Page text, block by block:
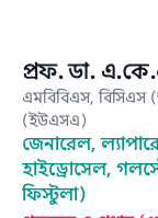
প্রফ. ডা.
এমবিবিএস,
(ইউএসএ)
জেনারেল,
হাইড্রোসেল,
ফিস্টুলা)